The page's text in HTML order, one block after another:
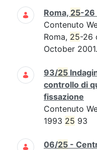
Roma, 25-26
Contenuto
Roma, 25-26
October 2001.
93/25
controllo di
fissazione
Contenuto
1993 25 93
06/25 -